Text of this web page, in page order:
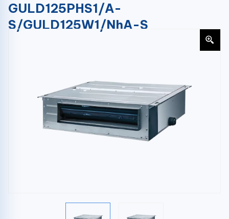
GULD125PHS1/A-
S/GULD125W1/NhA-S